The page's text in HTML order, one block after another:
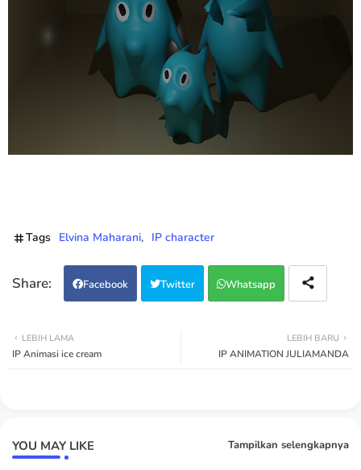
Tags Elvina Maharani IP character
Facebook Twitter Whatsapp
LEBIH BARU
IP ANIMATION JULIAMANDA
LEBIH LAMA
IP Animasi ice cream
YOU MAY LIKE Tampilkan selengkapnya